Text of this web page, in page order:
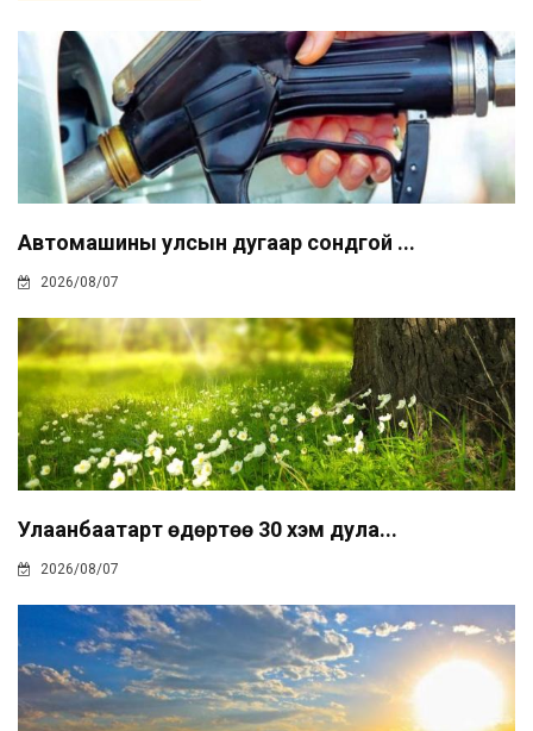
Автомашины улсын дугаар сондгой ...
2026/08/07
Улаанбаатарт өдөртөө 30 хэм дула...
2026/08/07